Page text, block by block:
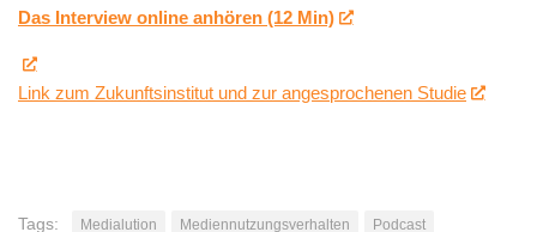
Das Interview online anhören (12 Min)
Link zum Zukunftsinstitut und zur angesprochenen Studie
Tags: Medialution Mediennutzungsverhalten
Podcast